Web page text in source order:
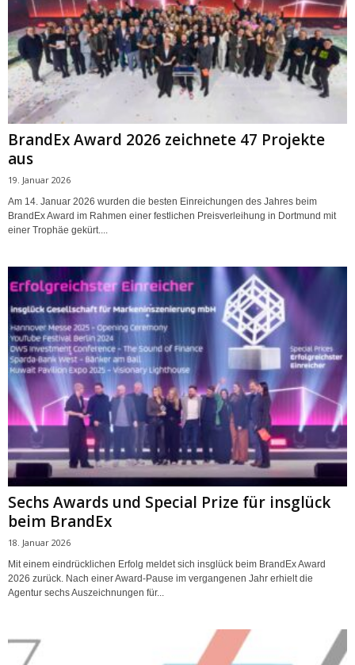
BrandEx Award 2026 zeichnete 47 Projekte
aus
19. Januar 2026
Am 14. Januar 2026 wurden die besten Einreichungen des Jahres beim
BrandEx Award im Rahmen einer festlichen Preisverleihung in Dortmund mit
einer Trophäe gekürt....
Sechs Awards und Special Prize für insglück
beim BrandEx
18. Januar 2026
Mit einem eindrücklichen Erfolg meldet sich insglück beim BrandEx Award
2026 zurück. Nach einer Award-Pause im vergangenen Jahr erhielt die
Agentur sechs Auszeichnungen für...